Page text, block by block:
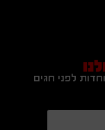
לפני חגים